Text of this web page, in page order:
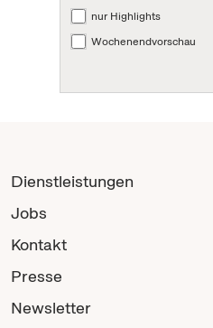
nur Highlights
Wochenendvorschau
Dienstleistungen
Jobs
Kontakt
Presse
Newsletter